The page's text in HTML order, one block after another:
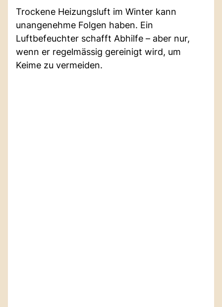
Trockene Heizungsluft im Winter kann
unangenehme Folgen haben. Ein
Luftbefeuchter schafft Abhilfe – aber nur,
wenn er regelmässig gereinigt wird, um
Keime zu vermeiden.